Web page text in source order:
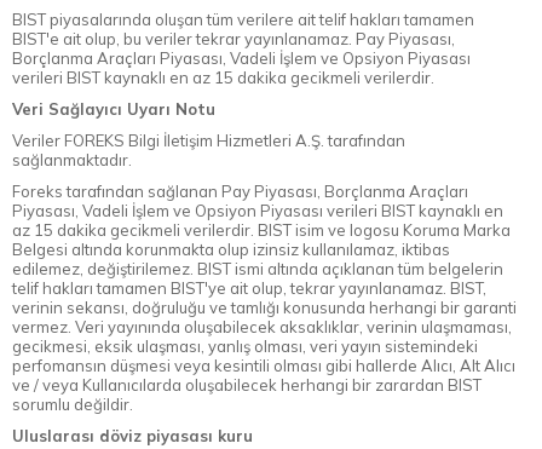
BIST piyasalarında oluşan tüm verilere ait telif hakları tamamen
BIST'e ait olup, bu veriler tekrar yayınlanamaz. Pay Piyasası,
Borçlanma Araçları Piyasası, Vadeli İşlem ve Opsiyon Piyasası
verileri BIST kaynaklı en az 15 dakika gecikmeli verilerdir.
Veri Sağlayıcı Uyarı Notu
Veriler FOREKS Bilgi İletişim Hizmetleri A.Ş. tarafından
sağlanmaktadır.
Foreks tarafından sağlanan Pay Piyasası, Borçlanma Araçları
Piyasası, Vadeli İşlem ve Opsiyon Piyasası verileri BIST kaynaklı en
az 15 dakika gecikmeli verilerdir. BIST isim ve logosu Koruma Marka
Belgesi altında korunmakta olup izinsiz kullanılamaz, iktibas
edilemez, değiştirilemez. BIST ismi altında açıklanan tüm belgelerin
telif hakları tamamen BIST'ye ait olup, tekrar yayınlanamaz. BIST,
verinin sekansı, doğruluğu ve tamlığı konusunda herhangi bir garanti
vermez. Veri yayınında oluşabilecek aksaklıklar, verinin ulaşmaması,
gecikmesi, eksik ulaşması, yanlış olması, veri yayın sistemindeki
perfomansın düşmesi veya kesintili olması gibi hallerde Alıcı, Alt Alıcı
ve / veya Kullanıcılarda oluşabilecek herhangi bir zarardan BIST
sorumlu değildir.
Uluslarası döviz piyasası kuru